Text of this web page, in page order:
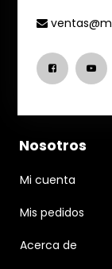
Nosotros
Mi cuenta
Mis pedidos
Acerca de